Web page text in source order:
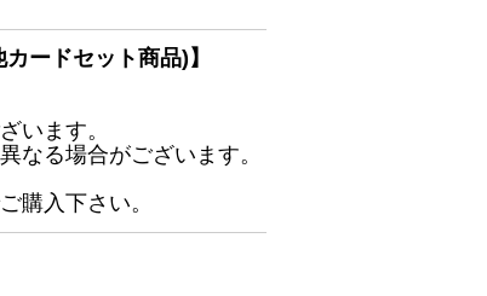
ードセット商品)】
います。
なる場合がございます。
購入下さい。